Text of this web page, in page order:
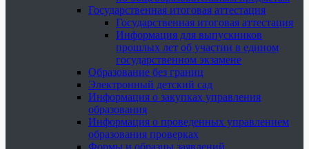
Государственная итоговая аттестация
Государственная итоговая аттестация
Информация для выпускников
прошлых лет об участии в едином
государственном экзамене
Образование без границ
Электронный детский сад
Информация о закупках управления
образования
Информация о проведенных управлением
образования проверках
Формы и образцы заявлений